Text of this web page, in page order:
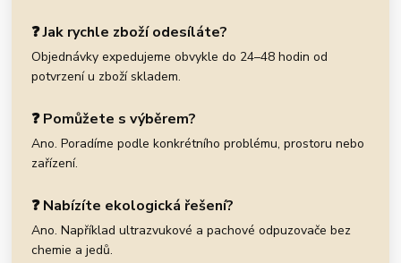
❓ Jak rychle zboží odesíláte?
Objednávky expedujeme obvykle do 24–48 hodin od
potvrzení u zboží skladem.
❓ Pomůžete s výběrem?
Ano. Poradíme podle konkrétního problému, prostoru nebo
zařízení.
❓ Nabízíte ekologická řešení?
Ano. Například ultrazvukové a pachové odpuzovače bez
chemie a jedů.